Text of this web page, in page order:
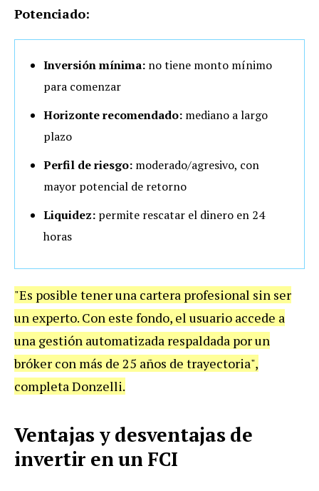
Potenciado:
Inversión mínima: no tiene monto mínimo
para comenzar
Horizonte recomendado: mediano a largo
plazo
Perfil de riesgo: moderado/agresivo, con
mayor potencial de retorno
Liquidez: permite rescatar el dinero en 24
horas
"Es posible tener una cartera profesional sin ser
un experto. Con este fondo, el usuario accede a
una gestión automatizada respaldada por un
bróker con más de 25 años de trayectoria",
completa Donzelli.
Ventajas y desventajas de
invertir en un FCI